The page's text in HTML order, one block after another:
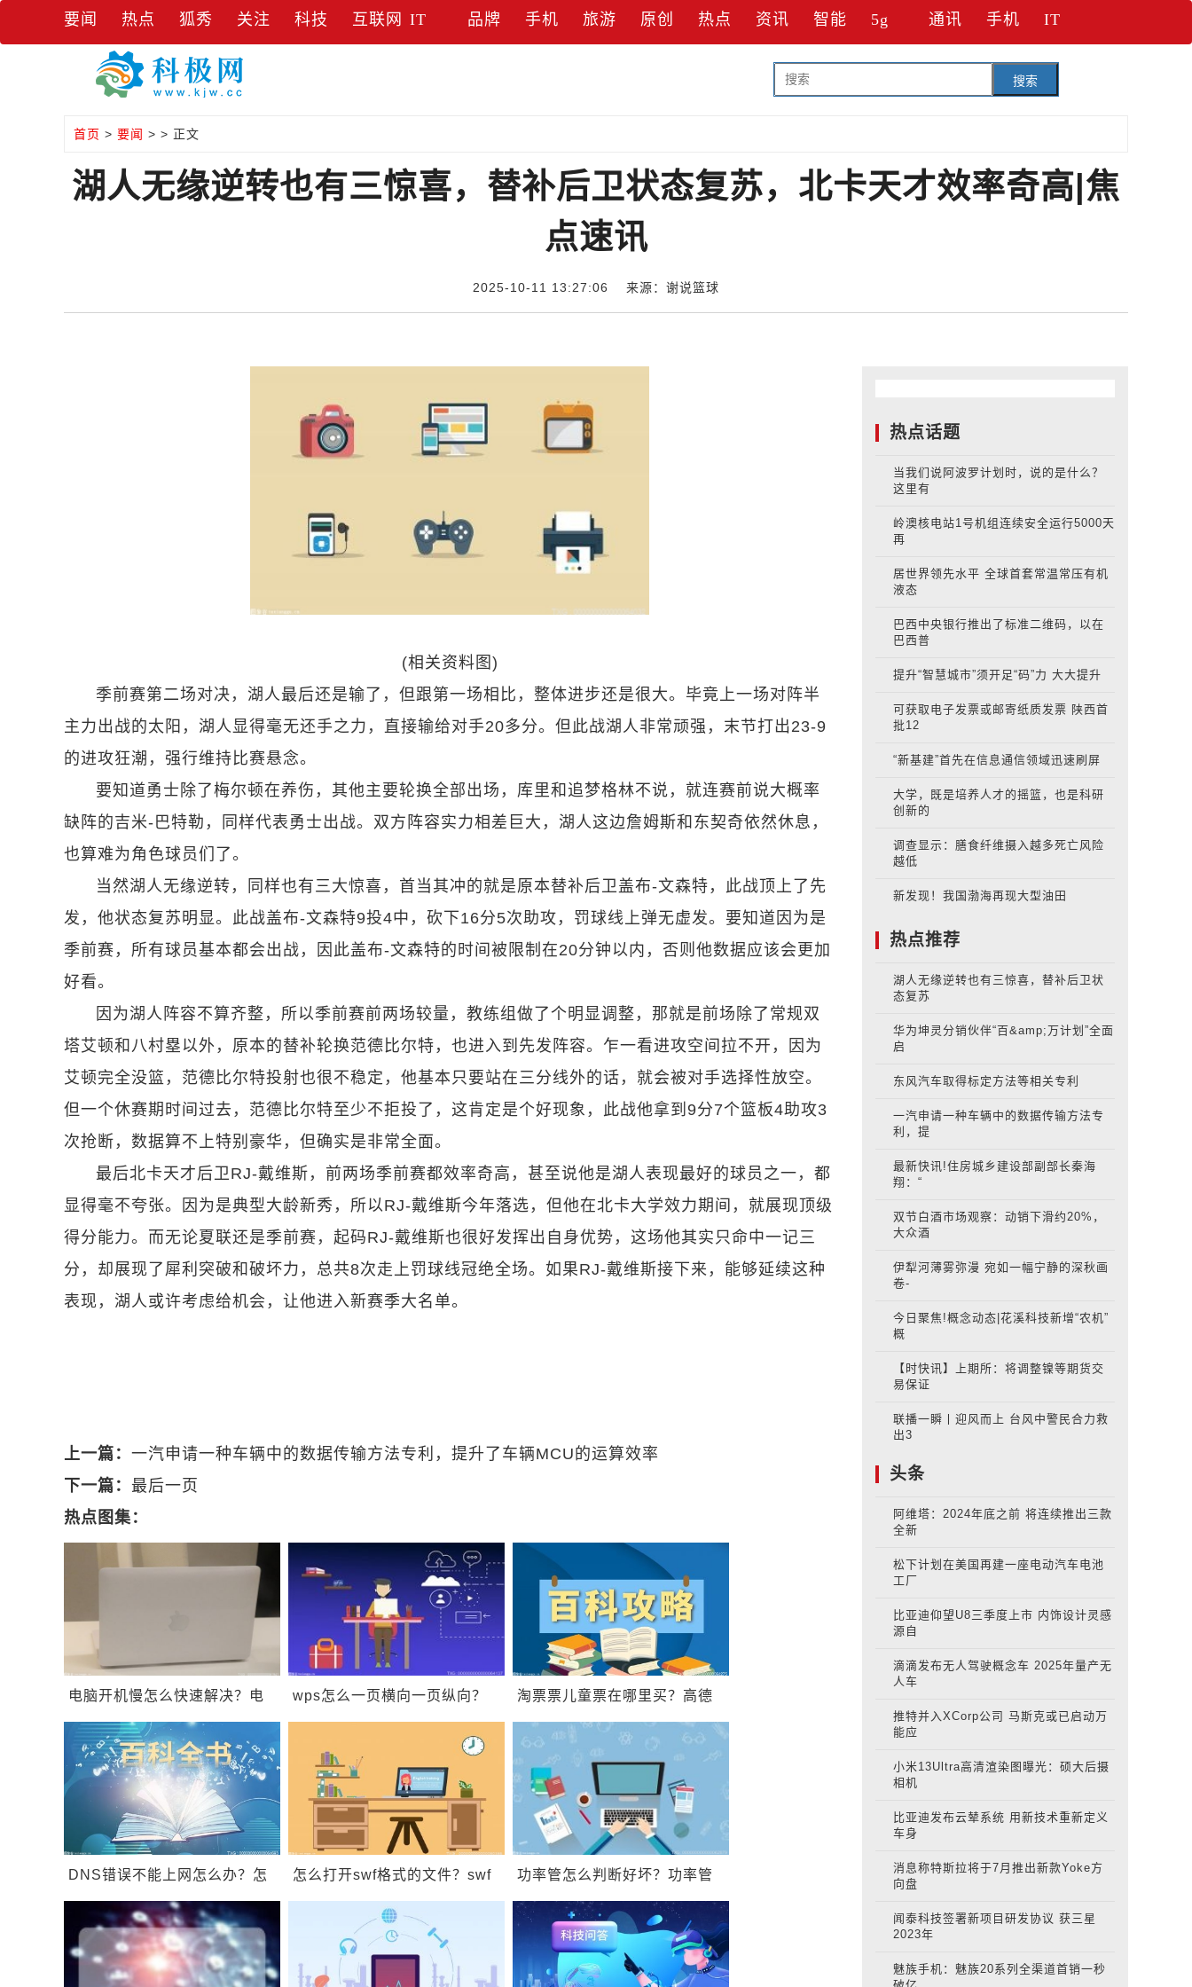
要闻 热点 狐秀 关注 科技 互联网 IT 品牌 手机 旅游 原创 热点 资讯 智能 5g 通讯 手机 IT
搜索
首页 > 要闻 > > 正文
湖人无缘逆转也有三惊喜，替补后卫状态复苏，北卡天才效率奇高|焦
点速讯
2025-10-11 13:27:06 来源：谢说篮球
(相关资料图)
季前赛第二场对决，湖人最后还是输了，但跟第一场相比，整体进步还是很大。毕竟上一场对阵半
主力出战的太阳，湖人显得毫无还手之力，直接输给对手20多分。但此战湖人非常顽强，末节打出23-9
的进攻狂潮，强行维持比赛悬念。
要知道勇士除了梅尔顿在养伤，其他主要轮换全部出场，库里和追梦格林不说，就连赛前说大概率
缺阵的吉米-巴特勒，同样代表勇士出战。双方阵容实力相差巨大，湖人这边詹姆斯和东契奇依然休息，
也算难为角色球员们了。
当然湖人无缘逆转，同样也有三大惊喜，首当其冲的就是原本替补后卫盖布-文森特，此战顶上了先
发，他状态复苏明显。此战盖布-文森特9投4中，砍下16分5次助攻，罚球线上弹无虚发。要知道因为是
季前赛，所有球员基本都会出战，因此盖布-文森特的时间被限制在20分钟以内，否则他数据应该会更加
好看。
因为湖人阵容不算齐整，所以季前赛前两场较量，教练组做了个明显调整，那就是前场除了常规双
塔艾顿和八村塁以外，原本的替补轮换范德比尔特，也进入到先发阵容。乍一看进攻空间拉不开，因为
艾顿完全没篮，范德比尔特投射也很不稳定，他基本只要站在三分线外的话，就会被对手选择性放空。
但一个休赛期时间过去，范德比尔特至少不拒投了，这肯定是个好现象，此战他拿到9分7个篮板4助攻3
次抢断，数据算不上特别豪华，但确实是非常全面。
最后北卡天才后卫RJ-戴维斯，前两场季前赛都效率奇高，甚至说他是湖人表现最好的球员之一，都
显得毫不夸张。因为是典型大龄新秀，所以RJ-戴维斯今年落选，但他在北卡大学效力期间，就展现顶级
得分能力。而无论夏联还是季前赛，起码RJ-戴维斯也很好发挥出自身优势，这场他其实只命中一记三
分，却展现了犀利突破和破坏力，总共8次走上罚球线冠绝全场。如果RJ-戴维斯接下来，能够延续这种
表现，湖人或许考虑给机会，让他进入新赛季大名单。
上一篇： 一汽申请一种车辆中的数据传输方法专利，提升了车辆MCU的运算效率
下一篇： 最后一页
热点图集：
电脑开机慢怎么快速解决？电
脑为什么开机特别慢？
wps怎么一页横向一页纵向？ 淘票票儿童票在哪里买？高德
地图黑色模式怎么调整？
DNS错误不能上网怎么办？怎
么解决错误代码
0xa0430721？
怎么打开swf格式的文件？swf
文件用什么打开？
功率管怎么判断好坏？功率管
有什么作用？
热点话题
当我们说阿波罗计划时，说的是什么？
这里有
岭澳核电站1号机组连续安全运行5000天
再
居世界领先水平 全球首套常温常压有机
液态
巴西中央银行推出了标准二维码，以在
巴西普
提升“智慧城市”须开足“码”力 大大提升
可获取电子发票或邮寄纸质发票 陕西首
批12
“新基建”首先在信息通信领域迅速刷屏
大学，既是培养人才的摇篮，也是科研
创新的
调查显示：膳食纤维摄入越多死亡风险
越低
新发现！我国渤海再现大型油田
热点推荐
湖人无缘逆转也有三惊喜，替补后卫状
态复苏
华为坤灵分销伙伴“百&amp;万计划”全面
启
东风汽车取得标定方法等相关专利
一汽申请一种车辆中的数据传输方法专
利，提
最新快讯!住房城乡建设部副部长秦海
翔：“
双节白酒市场观察：动销下滑约20%，
大众酒
伊犁河薄雾弥漫 宛如一幅宁静的深秋画
卷-
今日聚焦!概念动态|花溪科技新增“农机”
概
【时快讯】上期所：将调整镍等期货交
易保证
联播一瞬丨迎风而上 台风中警民合力救
出3
头条
阿维塔：2024年底之前 将连续推出三款
全新
松下计划在美国再建一座电动汽车电池
工厂
比亚迪仰望U8三季度上市 内饰设计灵感
源自
滴滴发布无人驾驶概念车 2025年量产无
人车
推特并入XCorp公司 马斯克或已启动万
能应
小米13Ultra高清渲染图曝光：硕大后摄
相机
比亚迪发布云辇系统 用新技术重新定义
车身
消息称特斯拉将于7月推出新款Yoke方
向盘
闻泰科技签署新项目研发协议 获三星
2023年
魅族手机：魅族20系列全渠道首销一秒